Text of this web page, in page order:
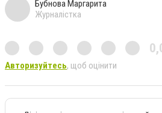
Бубнова Маргарита
Журналістка
Авторизуйтесь, щоб оцінити